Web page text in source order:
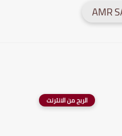
الربح من الانترنت